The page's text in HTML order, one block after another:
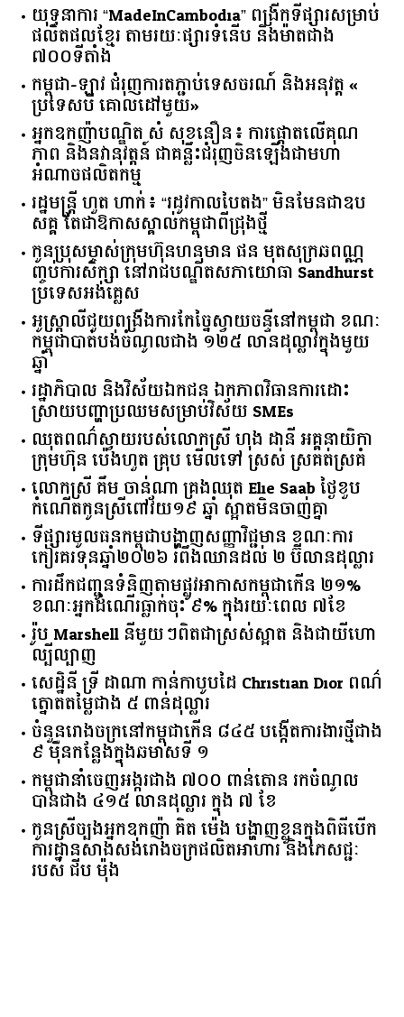
យុទ្ធនាការ “MadeInCambodia” ពង្រីកទីផ្សារសម្រាប់
ផលិតផលខ្មែរ តាមរយៈផ្សារទំនើប និងម៉ាតជាង
៧០០ទីតាំង
កម្ពុជា​-​ឡាវ ​ជំរុញ​ការ​តភ្ជាប់​ទេសចរណ៍​ ​និង​អនុវត្ត​ ​«​
ប្រទេស​បី ​គោលដៅ​មួយ​»
អ្នកឧកញ៉ាបណ្ឌិត សំ សុខនឿន៖ ការផ្តោតលើគុណ
ភាព និងនវានុវត្តន៍ ជាគន្លឹះជំរុញចិនឡើងជាមហា
អំណាចផលិតកម្ម
រដ្ឋមន្ត្រី ហួត ហាក់៖ “រដូវកាលបៃតង” មិនមែនជាឧប
សគ្គ តែជាឱកាសស្គាល់កម្ពុជាពីជ្រុងថ្មី
កូនប្រុសម្ចាស់ក្រុមហ៊ុនហនុមាន ផន មុតសុក្រឆពណ្ណ
ញ្ចប់ការសិក្សា នៅរាជបណ្ឌិតសភាយោធា Sandhurst
ប្រទេសអង់គ្លេស
អូស្ត្រាលី​ជួយ​ពង្រឹង​ការ​កែច្នៃ​ស្វាយចន្ទី​នៅ​កម្ពុជា​ ​ខណៈ​
កម្ពុជា​បាត់បង់​ចំណូល​ជាង​ ​១២៥​ ​លាន​ដុល្លារ​ក្នុង​មួយ​
ឆ្នាំ​
រដ្ឋាភិបាល​ ​និង​វិស័យ​ឯកជន ​ឯកភាព​វិធានការ​ដោះ
ស្រាយ​បញ្ហា​ប្រឈម​​សម្រាប់​វិស័យ​ ​SMEs​
ឈុតពណ៌ស្វាយរបស់លោកស្រី ហុង ដានី អគ្គ​នាយិកា​
ក្រុមហ៊ុន ប៉េងហួត គ្រុប មើលទៅ ស្រស់ ស្រគត់ស្រគំ
លោកស្រី គឹម ចាន់ណា គ្រងឈុត Elie Saab ថ្ងៃខួប
កំណើតកូនស្រីពៅវ័យ១៩ ឆ្នាំ ស្អាតមិនចាញ់គ្នា
ទីផ្សារ​មូលធន​កម្ពុជា​បង្ហាញ​សញ្ញា​វិជ្ជមាន​ ​ខណៈ​ការ​
កៀរគរ​ទុន​ឆ្នាំ​២០២៦​ ​រំពឹង​ឈានដល់​ ​២​ ​ប៊ីលាន​ដុល្លារ​
ការដឹកជញ្ជូនទំនិញតាមផ្លូវអាកាសកម្ពុជាកើន ២១%
ខណៈអ្នកដំណើរធ្លាក់ចុះ ៩% ក្នុងរយៈពេល ៧ខែ
រ៉ូប Marshell នីមួយៗពិតជាស្រស់ស្អាត និងជាយីហោ
ល្បីល្បាញ
សេដ្ឋិនី ទ្រី ដាណា កាន់កាបូបដៃ Christian Dior ពណ៌
ត្នោតតម្លៃជាង ៥ ពាន់ដុល្លារ
ចំនួន​រោងចក្រ​នៅ​កម្ពុជា​កើន​ ​៨៤៥​ ​បង្កើត​ការងារ​ថ្មី​ជាង​
​៩​ ​ម៉ឺន​កន្លែង​ក្នុង​ឆមាស​ទី ​១​
កម្ពុជានាំចេញអង្ករជាង ៧០០ ពាន់តោន រកចំណូល
បានជាង ៤១៥ លានដុល្លារ ក្នុង ៧ ខែ
កូនស្រីច្បងអ្នកឧកញ៉ា គិត ម៉េង បង្ហាញខ្លួនក្នុងពិធីបើក
ការដ្ឋានសាងសង់រោងចក្រផលិតអាហារ និងភេសជ្ជៈ
របស់ ជីប ម៉ុង